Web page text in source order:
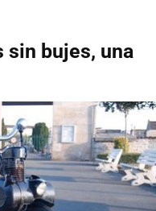
sin bujes, una